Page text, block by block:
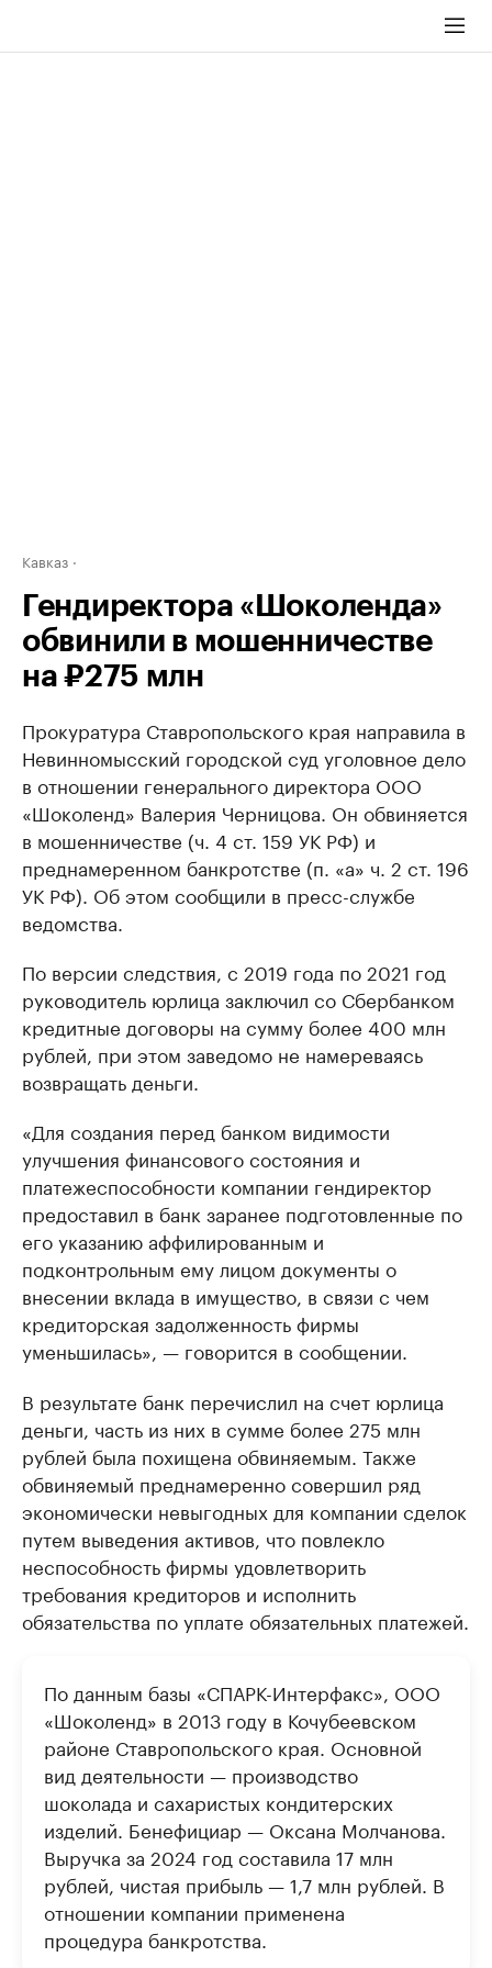
Кавказ
Гендиректора «Шоколенда»
обвинили в мошенничестве
на ₽275 млн
Прокуратура Ставропольского края направила в
Невинномысский городской суд уголовное дело
в отношении генерального директора ООО
«Шоколенд» Валерия Черницова. Он обвиняется
в мошенничестве (ч. 4 ст. 159 УК РФ) и
преднамеренном банкротстве (п. «а» ч. 2 ст. 196
УК РФ). Об этом сообщили в пресс-службе
ведомства.
По версии следствия, с 2019 года по 2021 год
руководитель юрлица заключил со Сбербанком
кредитные договоры на сумму более 400 млн
рублей, при этом заведомо не намереваясь
возвращать деньги.
«Для создания перед банком видимости
улучшения финансового состояния и
платежеспособности компании гендиректор
предоставил в банк заранее подготовленные по
его указанию аффилированным и
подконтрольным ему лицом документы о
внесении вклада в имущество, в связи с чем
кредиторская задолженность фирмы
уменьшилась», — говорится в сообщении.
В результате банк перечислил на счет юрлица
деньги, часть из них в сумме более 275 млн
рублей была похищена обвиняемым. Также
обвиняемый преднамеренно совершил ряд
экономически невыгодных для компании сделок
путем выведения активов, что повлекло
неспособность фирмы удовлетворить
требования кредиторов и исполнить
обязательства по уплате обязательных платежей.
По данным базы «СПАРК-Интерфакс», ООО
«Шоколенд» в 2013 году в Кочубеевском
районе Ставропольского края. Основной
вид деятельности — производство
шоколада и сахаристых кондитерских
изделий. Бенефициар — Оксана Молчанова.
Выручка за 2024 год составила 17 млн
рублей, чистая прибыль — 1,7 млн рублей. В
отношении компании применена
процедура банкротства.